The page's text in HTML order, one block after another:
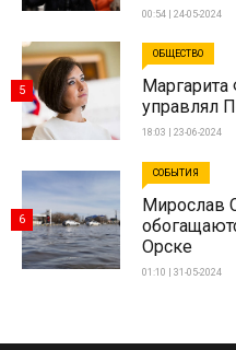
00:54 | 24-05-2024
ОБЩЕСТВО
управлял
18:03 | 23-06-2024
5
СОБЫТИЯ
Мирослав
Орске
01:10 | 31-05-2024
6